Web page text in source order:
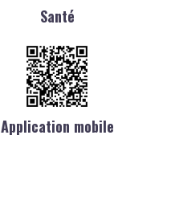
Santé
Application mobile